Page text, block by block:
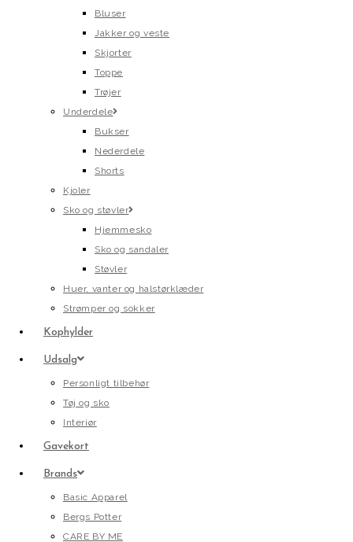
Bluser
Jakker og veste
Skjorter
Toppe
Trøjer
Underdele
Bukser
Nederdele
Shorts
Kjoler
Sko og støvler
Hjemmesko
Sko og sandaler
Støvler
Huer, vanter og halstørklæder
Strømper og sokker
Kophylder
Udsalg
Personligt tilbehør
Tøj og sko
Interiør
Gavekort
Brands
Basic Apparel
Bergs Potter
CARE BY ME